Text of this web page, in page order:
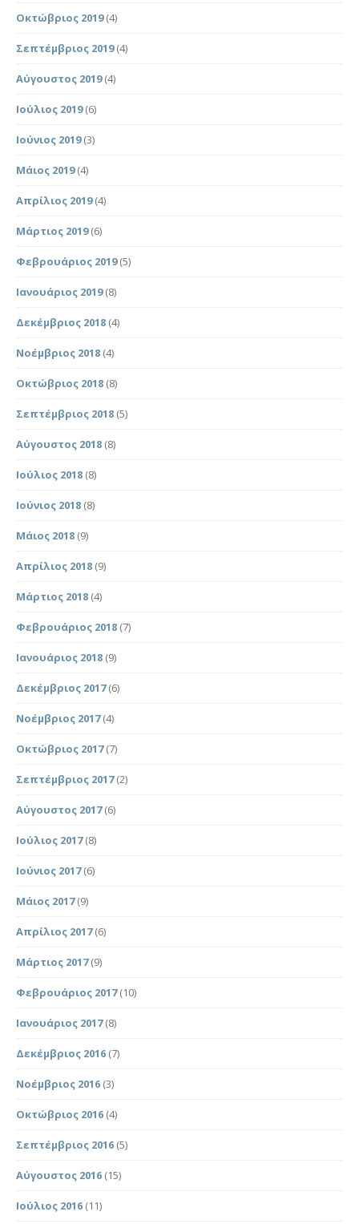
Οκτώβριος 2019(4)
Σεπτέμβριος 2019(4)
Αύγουστος 2019(4)
Ιούλιος 2019(6)
Ιούνιος 2019(3)
Μάιος 2019(4)
Απρίλιος 2019(4)
Μάρτιος 2019(6)
Φεβρουάριος 2019(5)
Ιανουάριος 2019(8)
Δεκέμβριος 2018 (4)
Νοέμβριος 2018 (4)
Οκτώβριος 2018 (8)
Σεπτέμβριος 2018 (5)
Αύγουστος 2018 (8)
Ιούλιος 2018 (8)
Ιούνιος 2018 (8)
Μάιος 2018 (9)
Απρίλιος 2018 (9)
Μάρτιος 2018 (4)
Φεβρουάριος 2018 (7)
Ιανουάριος 2018 (9)
Δεκέμβριος 2017(6)
Νοέμβριος 2017(4)
Οκτώβριος 2017(7)
Σεπτέμβριος 2017(2)
Αύγουστος 2017(6)
Ιούλιος 2017(8)
Ιούνιος 2017(6)
Μάιος 2017(9)
Απρίλιος 2017(6)
Μάρτιος 2017(9)
Φεβρουάριος 2017(10)
Ιανουάριος 2017(8)
Δεκέμβριος 2016 (7)
Νοέμβριος 2016 (3)
Οκτώβριος 2016 (4)
Σεπτέμβριος 2016 (5)
Αύγουστος 2016 (15)
Ιούλιος 2016 (11)